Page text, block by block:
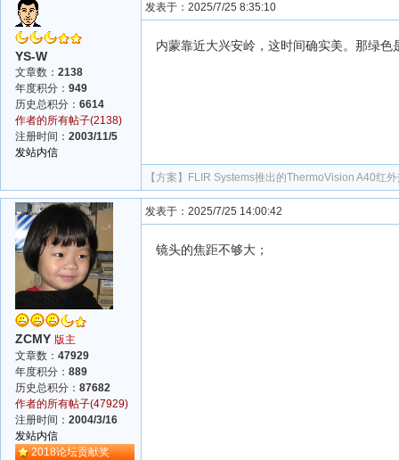
YS-W
文章数： 2138
年度积分： 949
历史总积分： 6614
作者的所有帖子(2138)
注册时间： 2003/11/5
发站内信
发表于：2025/7/25 8:35:10
内蒙靠近大兴安岭，这时间确实美。那绿色
【方案】 FLIR Systems推出的ThermoVision A40红
ZCMY 版主
文章数： 47929
年度积分： 889
历史总积分： 87682
作者的所有帖子(47929)
注册时间： 2004/3/16
发站内信
2018论坛贡献奖
发表于：2025/7/25 14:00:42
镜头的焦距不够大；